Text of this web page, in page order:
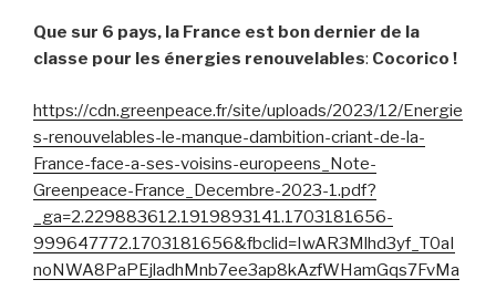
Que sur 6 pays, la France est bon dernier de la
classe pour les énergies renouvelables: Cocorico !
https://cdn.greenpeace.fr/site/uploads/2023/12/Energie
s-renouvelables-le-manque-dambition-criant-de-la-
France-face-a-ses-voisins-europeens_Note-
Greenpeace-France_Decembre-2023-1.pdf?
_ga=2.229883612.1919893141.1703181656-
999647772.1703181656&fbclid=IwAR3Mlhd3yf_T0aI
noNWA8PaPEjladhMnb7ee3ap8kAzfWHamGqs7FvMa